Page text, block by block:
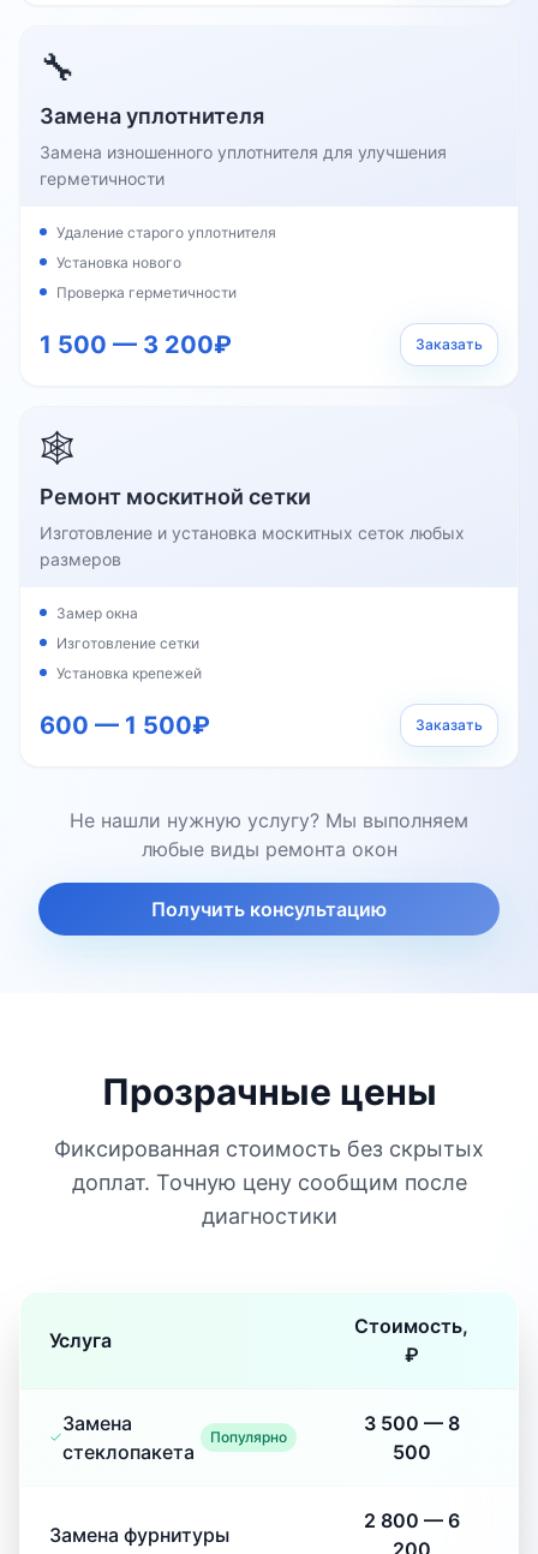
🔧
Замена уплотнителя
Замена изношенного уплотнителя для улучшения
герметичности
Удаление старого уплотнителя
Установка нового
Проверка герметичности
1 500 — 3 200₽ Заказать
🕸️
Ремонт москитной сетки
Изготовление и установка москитных сеток любых
размеров
Замер окна
Изготовление сетки
Установка крепежей
600 — 1 500₽ Заказать
Не нашли нужную услугу? Мы выполняем
любые виды ремонта окон
Получить консультацию
Прозрачные цены
Фиксированная стоимость без скрытых
доплат. Точную цену сообщим после
диагностики
Услуга
Стоимость,
₽
Замена
стеклопакета
Популярно
3 500 — 8
500
Замена фурнитуры
2 800 — 6
200